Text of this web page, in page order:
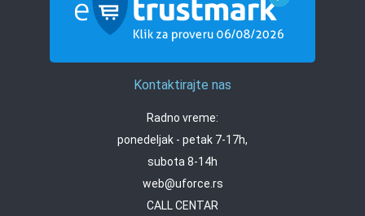
Kontaktirajte nas
Radno vreme:
ponedeljak - petak 7-17h,
subota 8-14h
web@uforce.rs
CALL CENTAR